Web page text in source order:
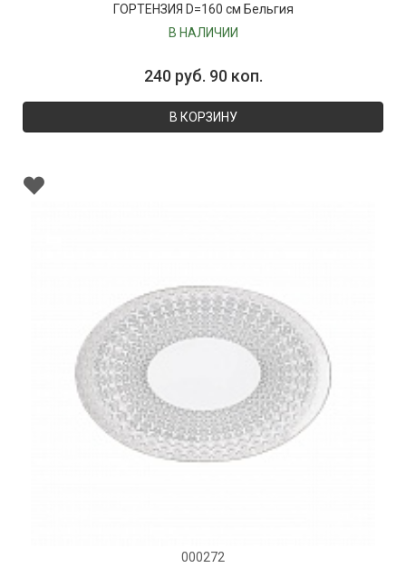
ГОРТЕНЗИЯ D=160 см Бельгия
В НАЛИЧИИ
240 руб. 90 коп.
В КОРЗИНУ
000272